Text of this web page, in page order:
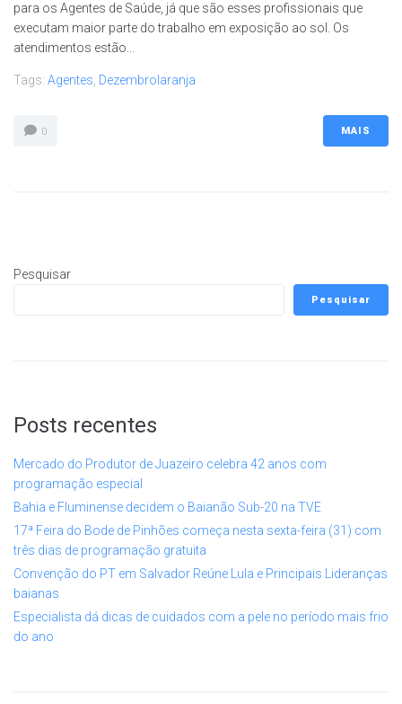
para os Agentes de Saúde, já que são esses profissionais que
executam maior parte do trabalho em exposição ao sol. Os
atendimentos estão...
Tags: Agentes Dezembrolaranja
0 MAIS
Pesquisar
Pesquisar
Posts recentes
Mercado do Produtor de Juazeiro celebra 42 anos com
programação especial
Bahia e Fluminense decidem o Baianão Sub-20 na TVE
17ª Feira do Bode de Pinhões começa nesta sexta-feira (31) com
três dias de programação gratuita
Convenção do PT em Salvador Reúne Lula e Principais Lideranças
baianas
Especialista dá dicas de cuidados com a pele no período mais frio
do ano